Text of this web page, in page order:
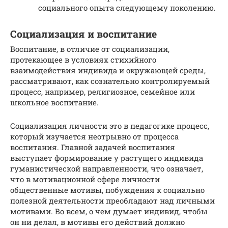
социального опыта следующему поколению.
Социализация и воспитание
Воспитание, в отличие от социализации,
протекающее в условиях стихийного
взаимодействия индивида и окружающей среды,
рассматривают, как сознательно контролируемый
процесс, например, религиозное, семейное или
школьное воспитание.
Социализация личности это в педагогике процесс,
который изучается неотрывно от процесса
воспитания. Главной задачей воспитания
выступает формирование у растущего индивида
гуманистической направленности, что означает,
что в мотивационной сфере личности
общественные мотивы, побуждения к социально
полезной деятельности преобладают над личными
мотивами. Во всем, о чем думает индивид, чтобы
он ни делал, в мотивы его действий должно